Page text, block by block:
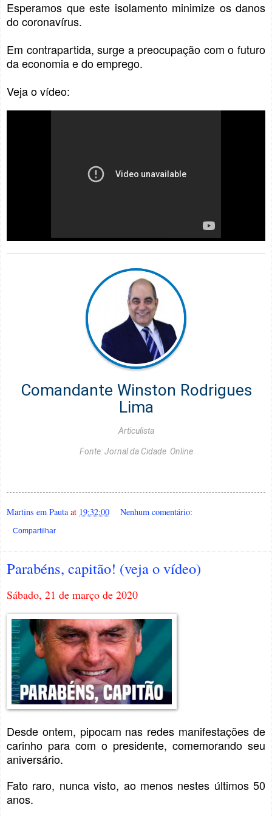
Esperamos que este isolamento minimize os danos
do coronavírus.
Em contrapartida, surge a preocupação com o futuro
da economia e do emprego.
Veja o vídeo:
Comandante Winston Rodrigues
Lima
Articulista
Fonte: Jornal da Cidade Online
Martins em Pauta at 19:32:00 Nenhum comentário:
Compartilhar
Parabéns, capitão! (veja o vídeo)
Sábado, 21 de março de 2020
Desde ontem, pipocam nas redes manifestações de
carinho para com o presidente, comemorando seu
aniversário.
Fato raro, nunca visto, ao menos nestes últimos 50
anos.